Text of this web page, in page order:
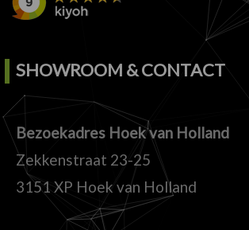
SHOWROOM & CONTACT
Bezoekadres Hoek van Holland
Zekkenstraat 23-25
3151 XP Hoek van Holland